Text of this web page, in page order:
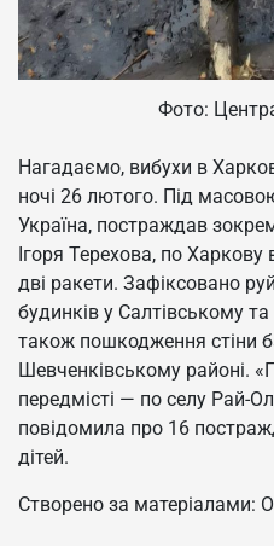
Фото:
Нагадаємо, вибухи в
ночі 26 лютого. Під
Україна, постраждав
Ігоря Терехова, по
дві ракети. Зафіксовано
будинків у Салтівському
також пошкодження стіни
Шевченківському районі.
передмісті — по селу Рай-
повідомила про 16
дітей.
Створено за матеріалами: